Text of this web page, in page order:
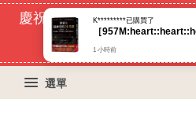
慶祝蝦皮好評過萬！買399
52天
選單